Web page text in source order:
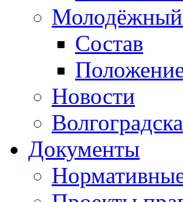
Молодёжный
Состав
Новости
Документы